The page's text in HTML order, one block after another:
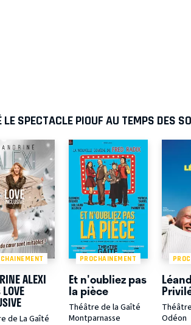
LE SPECTACLE PIOUF AU TEMPS DES
ALEXI
de La Gaîté
PROCHAINEMENT
Et n'oubliez pas
la pièce
Théâtre de la Gaîté
Montparnasse
Odéon